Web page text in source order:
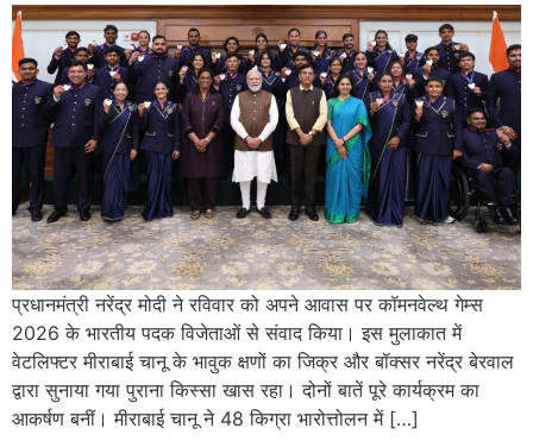
प्रधानमंत्री नरेंद्र मोदी ने रविवार को अपने आवास पर कॉमनवेल्थ गेम्स
2026 के भारतीय पदक विजेताओं से संवाद किया। इस मुलाकात में
वेटलिफ्टर मीराबाई चानू के भावुक क्षणों का जिक्र और बॉक्सर नरेंद्र बेरवाल
द्वारा सुनाया गया पुराना किस्सा खास रहा। दोनों बातें पूरे कार्यक्रम का
आकर्षण बनीं। मीराबाई चानू ने 48 किग्रा भारोत्तोलन में […]